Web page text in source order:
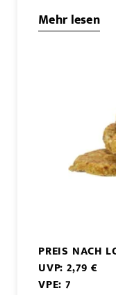
Mehr lesen
PREIS NACH
UVP: 2,79 €
VPE: 7